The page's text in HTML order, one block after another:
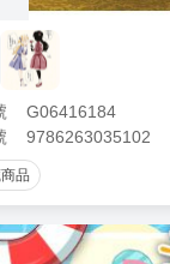
G06416184
9786263035102
品